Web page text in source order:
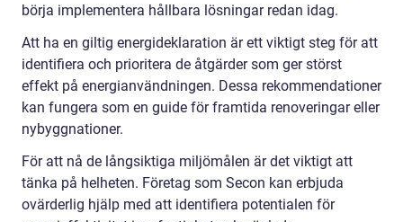
börja implementera hållbara lösningar redan idag.
Att ha en giltig energideklaration är ett viktigt steg för att
identifiera och prioritera de åtgärder som ger störst
effekt på energianvändningen. Dessa rekommendationer
kan fungera som en guide för framtida renoveringar eller
nybyggnationer.
För att nå de långsiktiga miljömålen är det viktigt att
tänka på helheten. Företag som Secon kan erbjuda
ovärderlig hjälp med att identifiera potentialen för